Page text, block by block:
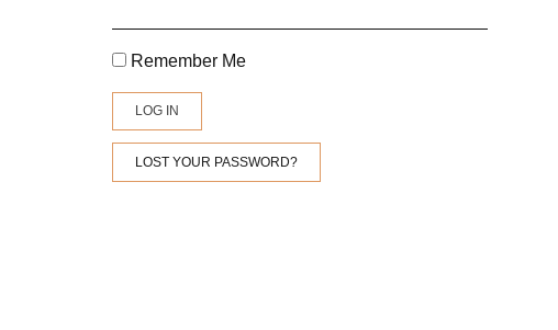
Remember Me
LOG IN
LOST YOUR PASSWORD?